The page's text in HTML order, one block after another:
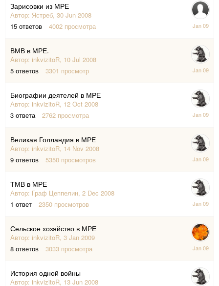
Зарисовки из МРЕ
Автор: Ястреб, 30 Jun 2008
15 ответов 4002 просмотра
27
Jan
ВМВ в МРЕ.
Автор: inkvizitoR, 10 Jul 2008
5 ответов 3301 просмотр
19
Jan
Биографии деятелей в МРЕ
Автор: inkvizitoR, 12 Oct 2008
3 ответа 2762 просмотра
15
Jan
Великая Голландия в МРЕ
Автор: inkvizitoR, 14 Nov 2008
9 ответов 5350 просмотров
15
Jan
ТМВ в МРЕ
Автор: Граф Цеппелин, 2 Dec 2008
1 ответ 2350 просмотров
15
Jan
Сельское хозяйство в МРЕ
Автор: inkvizitoR, 3 Jan 2009
8 ответов 3033 просмотра
6
Jan
История одной войны
Автор: inkvizitoR, 13 Jun 2008